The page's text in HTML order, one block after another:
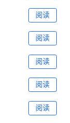
阅读
阅读
阅读
阅读
阅读